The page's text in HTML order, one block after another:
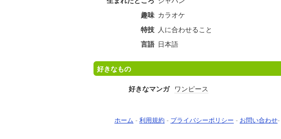
趣味 カラオケ
特技 人に合わせること
言語 日本語
好きなもの
好きなマンガ ワンピース
ホーム - 利用規約 - プライバシーポリシー - お問い合わせ-